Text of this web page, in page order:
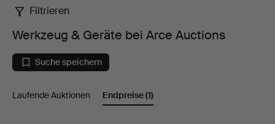
Werkzeug
Geräte
bei
Filtrieren
Werkzeug & Geräte bei Arce Auctions
Suche speichern
Laufende Auktionen Endpreise(1)